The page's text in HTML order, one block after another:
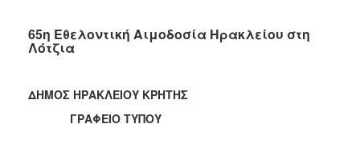
2022
2021
2019
2018
65η Εθελοντική Αιμοδοσία Ηρακλείου στη
Λότζια
ΔΗΜΟΣ ΗΡΑΚΛΕΙΟΥ ΚΡΗΤΗΣ
ΓΡΑΦΕΙΟ ΤΥΠΟΥ